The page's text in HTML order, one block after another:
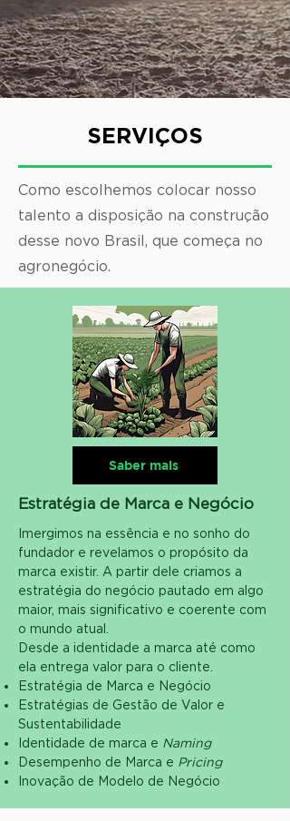
SERVIÇOS
Como escolhemos colocar nosso
talento a disposição na construção
desse novo Brasil, que começa no
agronegócio.
Saber mais
Estratégia de Marca e Negócio
Imergimos na essência e no sonho do
fundador e revelamos o propósito da
marca existir. A partir dele criamos a
estratégia do negócio pautado em algo
maior, mais significativo e coerente com
o mundo atual.
Desde a identidade a marca até como
ela entrega valor para o cliente.
Estratégia de Marca e Negócio
​Estratégias de Gestão de Valor e
Sustentabilidade
Identidade de marca e Naming
Desempenho de Marca e Pricing
Inovação de Modelo de Negócio